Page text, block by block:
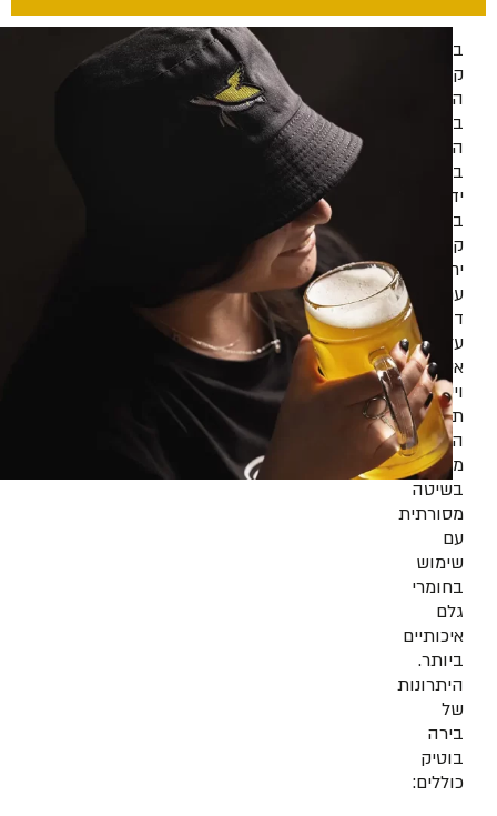
בירה
קראפט
היא
בירה
המיוצרת
בעבודת
יד
בכמויות
קטנות
יחסית,
עם
דגש
על
איכות
וייחודיות.
תהליך
הייצור
מתבצע
בשיטה
מסורתית
עם
שימוש
בחומרי
גלם
איכותיים
ביותר.
היתרונות
של
בירה
בוטיק
כוללים: